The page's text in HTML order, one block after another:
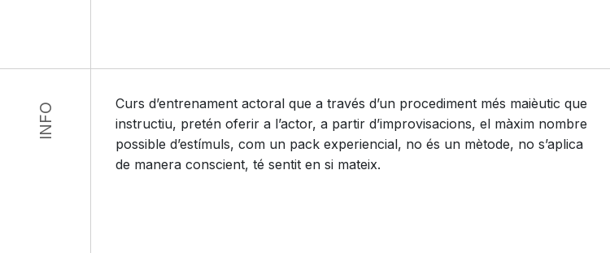
INFO
Curs d’entrenament actoral que a través d’un procediment més maièutic que
instructiu, pretén oferir a l’actor, a partir d’improvisacions, el màxim nombre
possible d’estímuls, com un pack experiencial, no és un mètode, no s’aplica
de manera conscient, té sentit en si mateix.